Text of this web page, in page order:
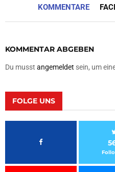
KOMMENTARE
KOMMENTAR ABGEBEN
Du musst angemeldet sein, um
FOLGE UNS